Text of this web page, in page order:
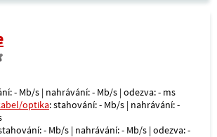
- Mb/s | nahrávání: - Mb/s | odezva: - ms
optika: stahování: - Mb/s | nahrávání: -
- Mb/s | nahrávání: - Mb/s | odezva: -